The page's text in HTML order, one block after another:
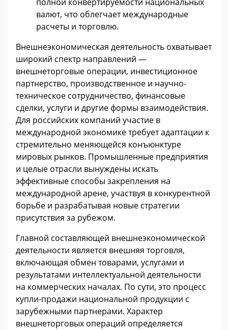
валют, что облегчает международные
расчеты и торговлю.
Внешнеэкономическая деятельность охватывает
широкий спектр направлений —
внешнеторговые операции, инвестиционное
партнерство, производственное и научно-
техническое сотрудничество, финансовые
сделки, услуги и другие формы взаимодействия.
Для российских компаний участие в
международной экономике требует адаптации к
стремительно меняющейся конъюнктуре
мировых рынков. Промышленные предприятия
и целые отрасли вынуждены искать
эффективные способы закрепления на
международной арене, участвуя в конкурентной
борьбе и разрабатывая новые стратегии
присутствия за рубежом.
Главной составляющей внешнеэкономической
деятельности является внешняя торговля,
включающая обмен товарами, услугами и
результатами интеллектуальной деятельности
на коммерческих началах. По сути, это процесс
купли-продажи национальной продукции с
зарубежными партнерами. Характер
внешнеторговых операций определяется